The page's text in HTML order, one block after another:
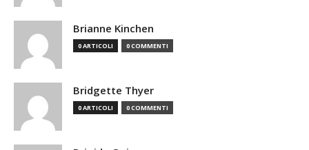
Brianne Kinchen
0 ARTICOLI 0 COMMENTI
Bridgette Thyer
0 ARTICOLI 0 COMMENTI